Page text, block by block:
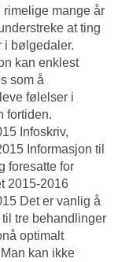
rimelige mange år
at ting
i bølgedaler.
kan enklest
som å
følelser i
fortiden.
Infoskriv,
Informasjon til
foresatte for
2015-2016
Det er vanlig å
til tre behandlinger
optimalt
kan ikke